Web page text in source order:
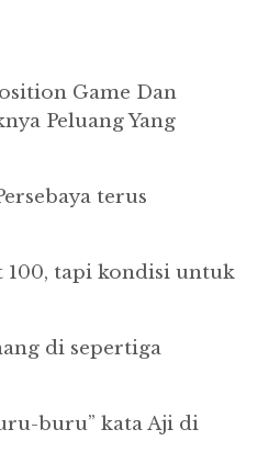
Game Dan
Peluang Yang
terus
100, tapi kondisi untuk
di sepertiga
buru” kata Aji di